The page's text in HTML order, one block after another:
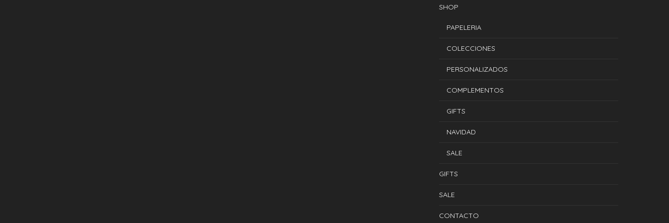
SHOP
PAPELERIA
COLECCIONES
PERSONALIZADOS
COMPLEMENTOS
GIFTS
NAVIDAD
SALE
GIFTS
SALE
CONTACTO